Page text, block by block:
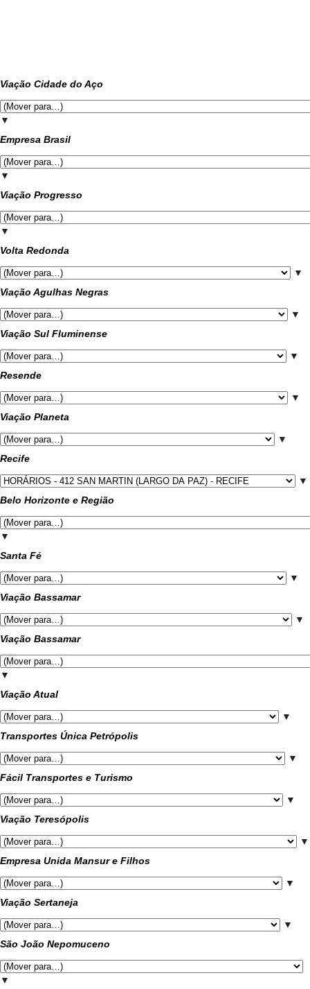
Viação Cidade do Aço
▼
Empresa Brasil
▼
Viação Progresso
▼
Volta Redonda
▼
Viação Agulhas Negras
▼
Viação Sul Fluminense
▼
Resende
▼
Viação Planeta
▼
Recife
▼
Belo Horizonte e Região
▼
Santa Fé
▼
Viação Bassamar
▼
Viação Bassamar
▼
Viação Atual
▼
Transportes Única Petrópolis
▼
Fácil Transportes e Turismo
▼
Viação Teresópolis
▼
Empresa Unida Mansur e Filhos
▼
Viação Sertaneja
▼
São João Nepomuceno
▼